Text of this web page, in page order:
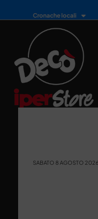
Cronache locali
SABATO 8 AGOSTO